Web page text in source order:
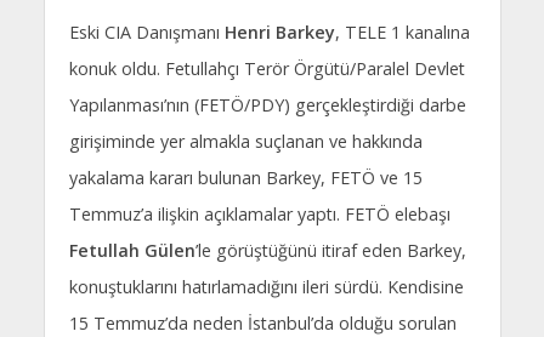
Eski CIA Danışmanı Henri Barkey, TELE 1 kanalına
konuk oldu. Fetullahçı Terör Örgütü/Paralel Devlet
Yapılanması’nın (FETÖ/PDY) gerçekleştirdiği darbe
girişiminde yer almakla suçlanan ve hakkında
yakalama kararı bulunan Barkey, FETÖ ve 15
Temmuz’a ilişkin açıklamalar yaptı. FETÖ elebaşı
Fetullah Gülen’le görüştüğünü itiraf eden Barkey,
konuştuklarını hatırlamadığını ileri sürdü. Kendisine
15 Temmuz’da neden İstanbul’da olduğu sorulan